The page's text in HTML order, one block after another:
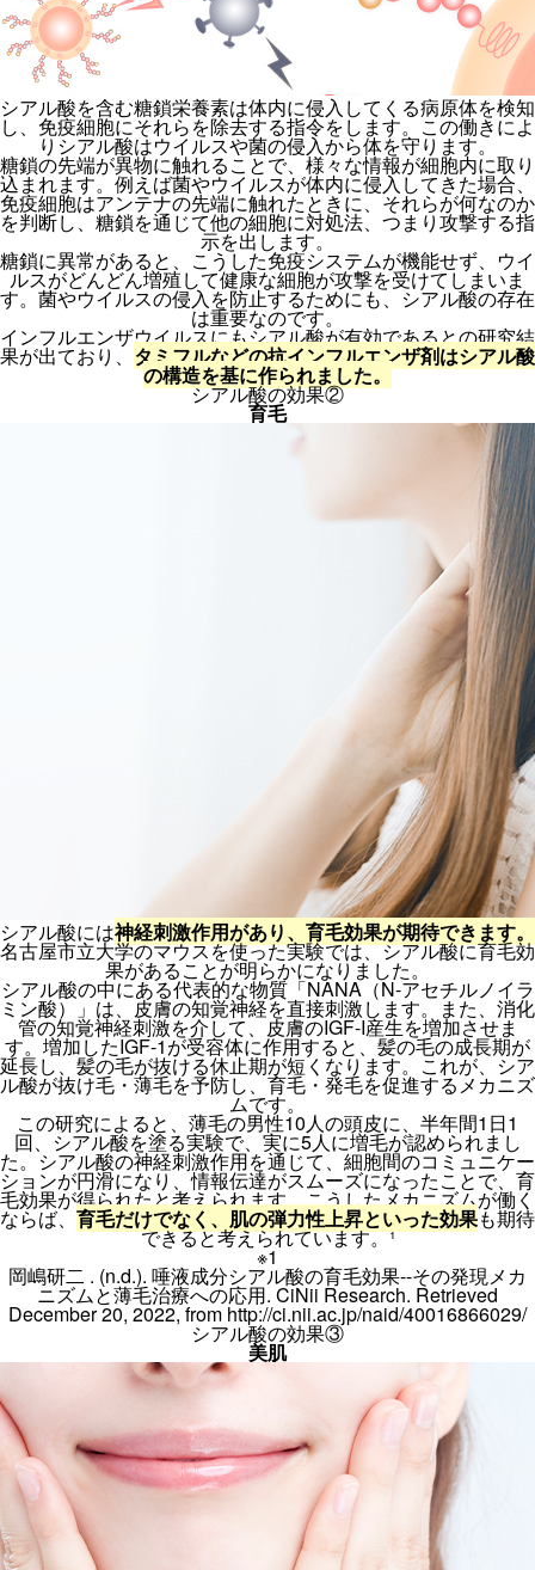
シアル酸を含む糖鎖栄養素は体内に侵入してくる病原体を検知
し、免疫細胞にそれらを除去する指令をします。この働きによ
りシアル酸はウイルスや菌の侵入から体を守ります。
糖鎖の先端が異物に触れることで、様々な情報が細胞内に取り
込まれます。例えば菌やウイルスが体内に侵入してきた場合、
免疫細胞はアンテナの先端に触れたときに、それらが何なのか
を判断し、糖鎖を通じて他の細胞に対処法、つまり攻撃する指
示を出します。
糖鎖に異常があると、こうした免疫システムが機能せず、ウイ
ルスがどんどん増殖して健康な細胞が攻撃を受けてしまいま
す。菌やウイルスの侵入を防止するためにも、シアル酸の存在
は重要なのです。
インフルエンザウイルスにもシアル酸が有効であるとの研究結
果が出ており、 タミフルなどの抗インフルエンザ剤はシアル酸
の構造を基に作られました。
シアル酸の効果②
育毛
シアル酸には神経刺激作用があり、育毛効果が期待できます。
名古屋市立大学のマウスを使った実験では、シアル酸に育毛効
果があることが明らかになりました。
シアル酸の中にある代表的な物質「NANA（N-アセチルノイラ
ミン酸）」は、皮膚の知覚神経を直接刺激します。また、消化
管の知覚神経刺激を介して、皮膚のIGF-I産生を増加させま
す。増加したIGF-1が受容体に作用すると、髪の毛の成長期が
延長し、髪の毛が抜ける休止期が短くなります。これが、シア
ル酸が抜け毛・薄毛を予防し、育毛・発毛を促進するメカニズ
ムです。
この研究によると、薄毛の男性10人の頭皮に、半年間1日1
回、シアル酸を塗る実験で、実に5人に増毛が認められまし
た。シアル酸の神経刺激作用を通じて、細胞間のコミュニケー
ションが円滑になり、情報伝達がスムーズになったことで、育
毛効果が得られたと考えられます。こうしたメカニズムが働く
ならば、 育毛だけでなく、肌の弾力性上昇といった効果も期待
できると考えられています。¹
※1
岡嶋研二 . (n.d.). 唾液成分シアル酸の育毛効果--その発現メカ
ニズムと薄毛治療への応用. CiNii Research. Retrieved
December 20, 2022, from http://ci.nii.ac.jp/naid/40016866029/
シアル酸の効果③
美肌